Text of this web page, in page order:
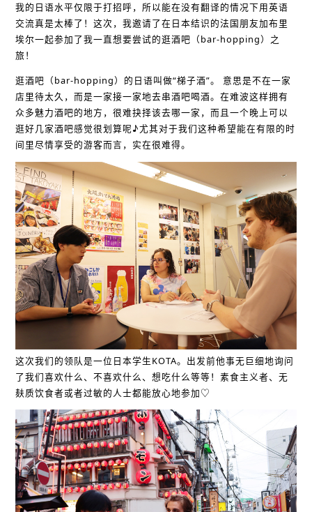
我的日语水平仅限于打招呼，所以能在没有翻译的情况下用英语
交流真是太棒了！这次，我邀请了在日本结识的法国朋友加布里
埃尔一起参加了我一直想要尝试的逛酒吧（bar-hopping）之
旅！
逛酒吧（bar-hopping）的日语叫做“梯子酒”。 意思是不在一家
店里待太久，而是一家接一家地去串酒吧喝酒。在难波这样拥有
众多魅力酒吧的地方，很难抉择该去哪一家，而且一个晚上可以
逛好几家酒吧感觉很划算呢♪尤其对于我们这种希望能在有限的时
间里尽情享受的游客而言，实在很难得。
这次我们的领队是一位日本学生KOTA。出发前他事无巨细地询问
了我们喜欢什么、不喜欢什么、想吃什么等等！素食主义者、无
麸质饮食者或者过敏的人士都能放心地参加♡